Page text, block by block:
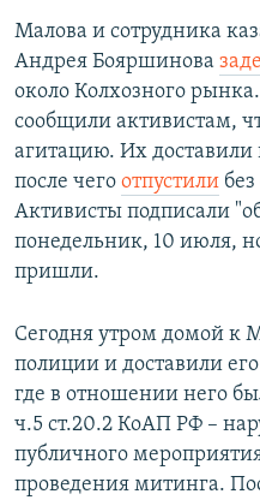
Малова и сотрудника
Андрея Бояршинова
около Колхозного
сообщили активистам,
агитацию. Их доставили
после чего отпустили
Активисты подписали
понедельник, 10 июля,
пришли.
Сегодня утром домой к
полиции и доставили
где в отношении него
ч.5 ст.20.2 КоАП РФ –
публичного
проведения митинга.